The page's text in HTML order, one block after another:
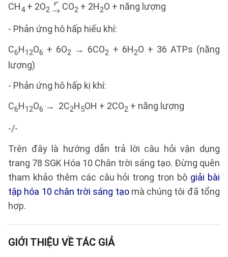
CH4 + 2O2 CO2 + 2H2O + năng lượng
- Phản ứng hô hấp hiếu khí:
C6H12O6 + 6O2 → 6CO2 + 6H2O + 36 ATPs (năng
lượng)
- Phản ứng hô hấp kị khí:
C6H12O6 → 2C2H5OH + 2CO2 + năng lượng
-/-
Trên đây là hướng dẫn trả lời câu hỏi vận dụng
trang 78 SGK Hóa 10 Chân trời sáng tạo. Đừng quên
tham khảo thêm các câu hỏi trong trọn bộ giải bài
tập hóa 10 chân trời sáng tạomà chúng tôi đã tổng
hợp.
GIỚI THIỆU VỀ TÁC GIẢ